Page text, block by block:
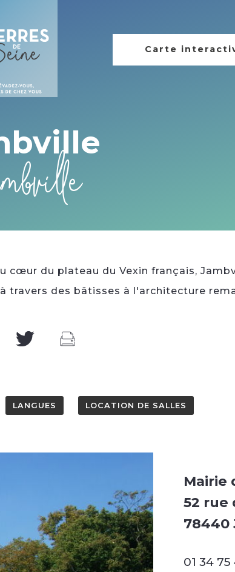
Carte
du plateau du Vexin français,
travers des bâtisses à l'architecture
LANGUES LOCATION DE SALLES
Mairie
52 rue
78440
01 34 75